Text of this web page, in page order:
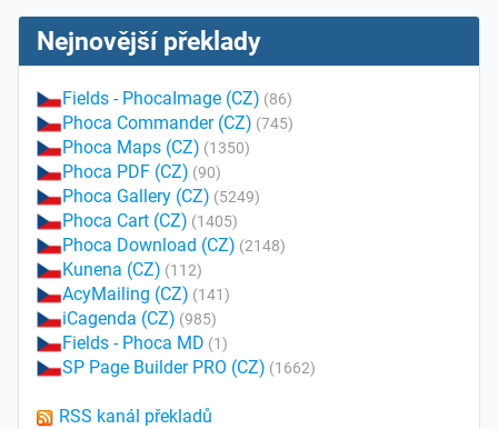
Nejnovější překlady
Fields - PhocaImage (CZ) (86)
Phoca Commander (CZ) (745)
Phoca Maps (CZ) (1350)
Phoca PDF (CZ) (90)
Phoca Gallery (CZ) (5249)
Phoca Cart (CZ) (1405)
Phoca Download (CZ) (2148)
Kunena (CZ) (112)
AcyMailing (CZ) (141)
iCagenda (CZ) (985)
Fields - Phoca MD (1)
SP Page Builder PRO (CZ) (1662)
RSS kanál překladů